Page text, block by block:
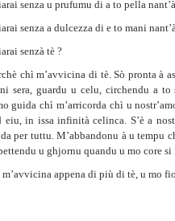
senza u prufumu di a to pella
senza a dulcezza di e to mani
senzà tè ?
chì m’avvicina di tè. Sò pronta à
sera, guardu u celu, circhendu a to
guida chì m’arricorda chì u
in issa infinità celinca. S’è a
per tuttu. M’abbandonu à u tempu
u ghjornu quandu u mo core si
appena di più di tè, u mo